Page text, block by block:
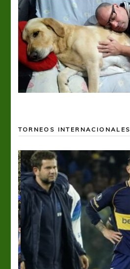
TORNEOS INTERNACIONALES